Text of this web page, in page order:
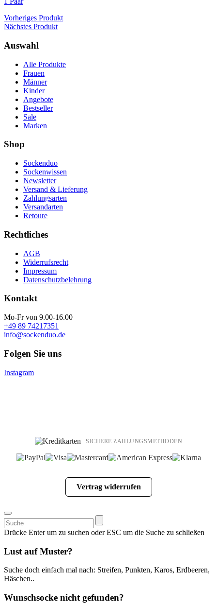
Vorheriges Produkt
Nächstes Produkt
Auswahl
Alle Produkte
Frauen
Männer
Kinder
Angebote
Bestseller
Sale
Marken
Shop
Sockenduo
Sockenwissen
Newsletter
Versand & Lieferung
Zahlungsarten
Versandarten
Retoure
Rechtliches
AGB
Widerrufsrecht
Impressum
Datenschutzbelehrung
Kontakt
Mo-Fr von 9.00-16.00
+49 89 74217351
info@sockenduo.de
Folgen Sie uns
Instagram
SICHERE ZAHLUNGSMETHODEN
Vertrag widerrufen
Suchen
nach:
Drücke Enter um zu suchen oder ESC um die Suche zu schließen
Lust auf Muster?
Suche doch einfach mal nach: Streifen, Punkten, Karos, Erdbeeren,
Häschen..
Wunschsocke nicht gefunden?